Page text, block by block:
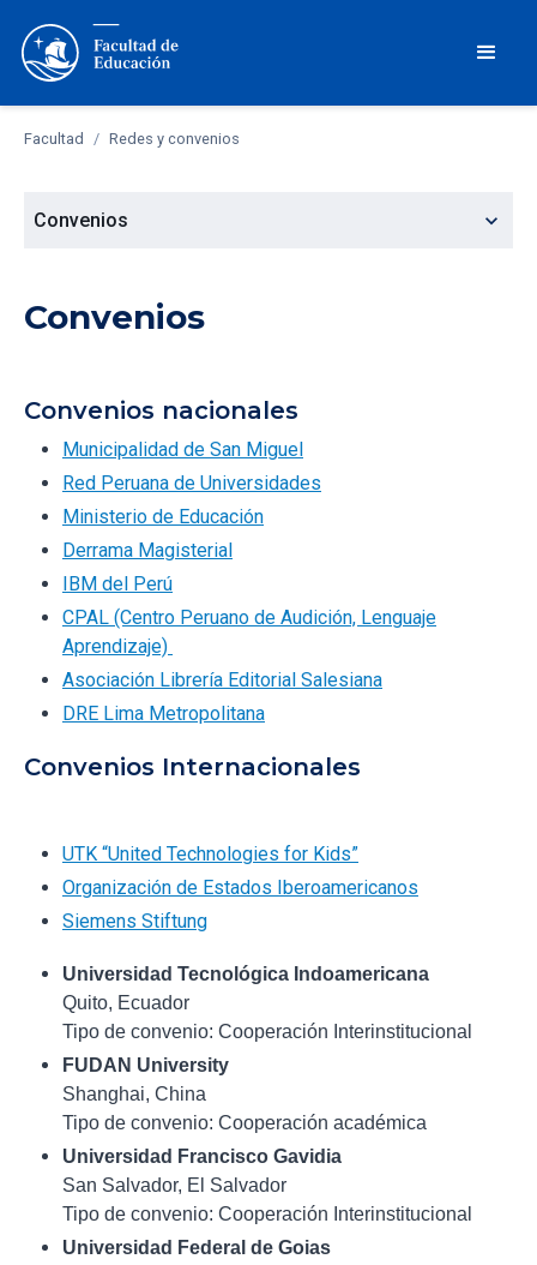
Facultad / Redes y convenios
Convenios expand_more
Convenios
Convenios nacionales
Municipalidad de San Miguel
Red Peruana de Universidades
Ministerio de Educación
Derrama Magisterial
IBM del Perú
CPAL (Centro Peruano de Audición, Lenguaje
Aprendizaje)
Asociación Librería Editorial Salesiana
DRE Lima Metropolitana
Convenios Internacionales
UTK “United Technologies for Kids”
Organización de Estados Iberoamericanos
Siemens Stiftung
Universidad Tecnológica Indoamericana
Quito, Ecuador
Tipo de convenio: Cooperación Interinstitucional
FUDAN University
Shanghai, China
Tipo de convenio: Cooperación académica
Universidad Francisco Gavidia
San Salvador, El Salvador
Tipo de convenio: Cooperación Interinstitucional
Universidad Federal de Goias